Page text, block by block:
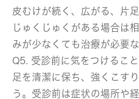
皮むけが続く、広がる、片
じゅくじゅくがある場合は
みが少なくても治療が必要な
Q5. 受診前に気をつけるこ
足を清潔に保ち、強くこす
う。受診前は症状の場所や